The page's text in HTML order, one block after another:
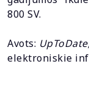
800 SV.
Avots:
elektroniskie